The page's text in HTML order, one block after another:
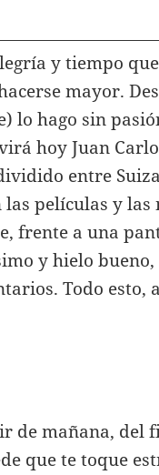
y tiempo
mayor.
lo hago sin
hoy Juan
entre
películas y las
frente a una
y hielo
Todo esto,
de mañana, del
que te toque